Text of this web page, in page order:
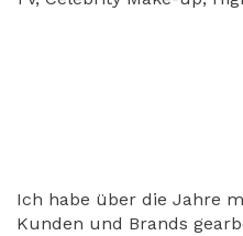
Ich habe über die Jahre
Kunden und Brands